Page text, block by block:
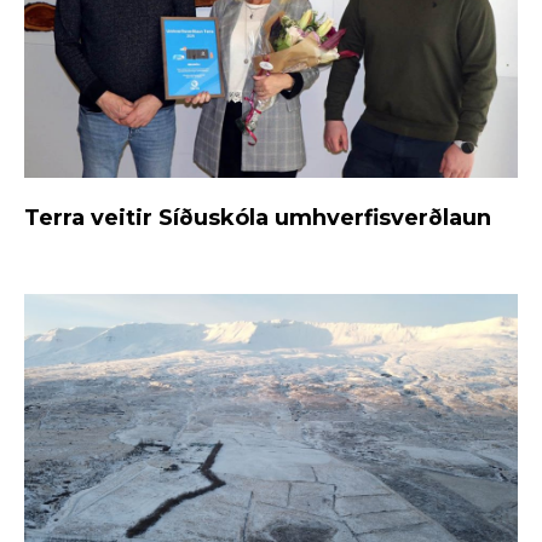
Terra veitir Síðuskóla umhverfisverðlaun